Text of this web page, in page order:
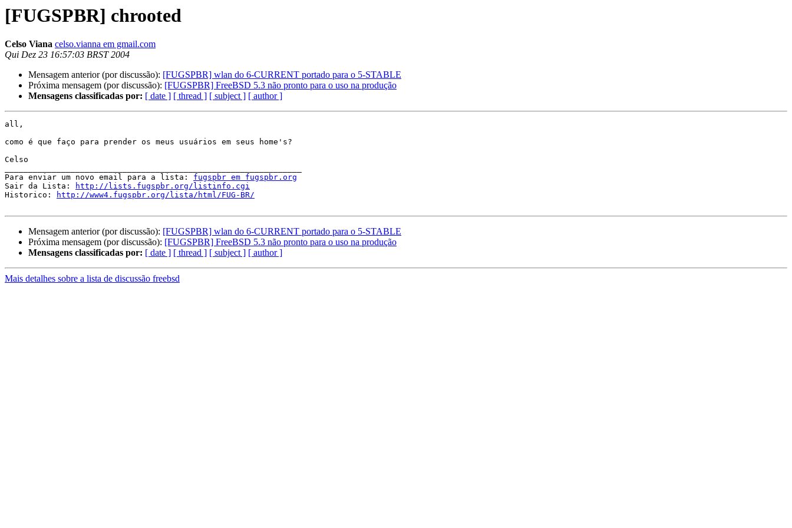
[FUGSPBR] chrooted
Celso Viana celso.vianna em gmail.com
Qui Dez 23 16:57:03 BRST 2004
Mensagem anterior (por discussão): [FUGSPBR] wlan do 6-CURRENT portado para o 5-STABLE
Próxima mensagem (por discussão): [FUGSPBR] FreeBSD 5.3 não pronto para o uso na produção
Mensagens classificadas por: [ date ] [ thread ] [ subject ] [ author ]
all,
como é que faço para prender os meus usuários em seus home's?
Celso
Para enviar um novo email para a lista: fugspbr em fugspbr.org
Sair da Lista:
http://lists.fugspbr.org/listinfo.cgi
Historico:
http://www4.fugspbr.org/lista/html/FUG-BR/
Mensagem anterior (por discussão): [FUGSPBR] wlan do 6-CURRENT portado para o 5-STABLE
Próxima mensagem (por discussão): [FUGSPBR] FreeBSD 5.3 não pronto para o uso na produção
Mensagens classificadas por: [ date ] [ thread ] [ subject ] [ author ]
Mais detalhes sobre a lista de discussão freebsd